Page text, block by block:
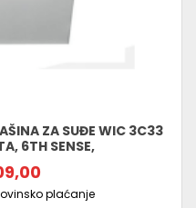
ZA SUĐE WIC 3C33
6TH SENSE,
plaćanje